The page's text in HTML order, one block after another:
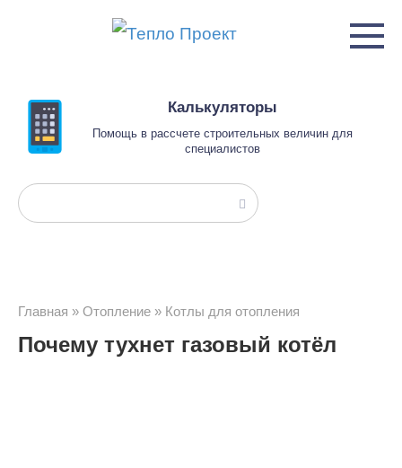
Калькуляторы
Помощь в рассчете строительных величин для
специалистов
Поиск:
Главная » Отопление » Котлы для отопления
Почему тухнет газовый котёл